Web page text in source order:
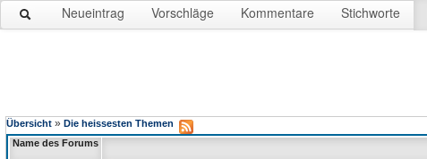
Neueintrag Vorschläge Kommentare Stichworte
Übersicht » Die heissesten Themen
Name des Forums